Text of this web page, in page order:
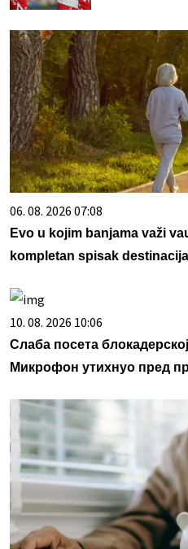
06. 08. 2026 07:08
Evo u kojim banjama važi
kompletan spisak
10. 08. 2026 10:06
Слаба посета
Микрофон утихнуо пред